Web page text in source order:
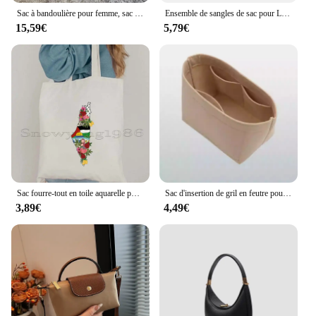
Sac à bandoulière pour femme, sac initié à la mode, E27
15,59€
Ensemble de sangles de sac pour Longchamp Mini Dumpling, cuir véritable, sangle initiée, accessoires de sac à bandoulière, modification sans poinçon
5,79€
Sac fourre-tout en toile aquarelle pour femme, mignon, cadeaux arabes, calligraphie, mosquée Al Aqsa, amour, paix, sac de nettoyage initié par la femme
3,89€
Sac d'insertion de gril en feutre pour Longchamp Enegry, mini sac à poignée supérieure XS, sac de maquillage, sac de voyage, Innerg
4,49€